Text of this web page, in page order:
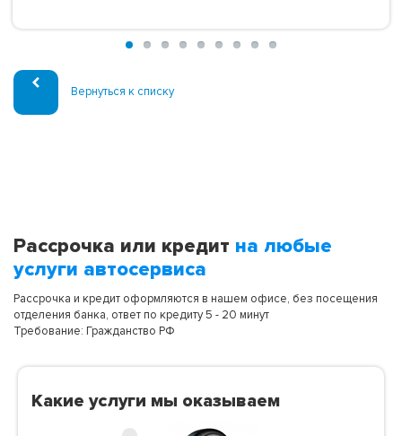
Вернуться к списку
Рассрочка или кредит на любые
услуги автосервиса
Рассрочка и кредит оформляются в нашем офисе, без посещения
отделения банка, ответ по кредиту 5 - 20 минут
Требование: Гражданство РФ
Какие услуги мы оказываем